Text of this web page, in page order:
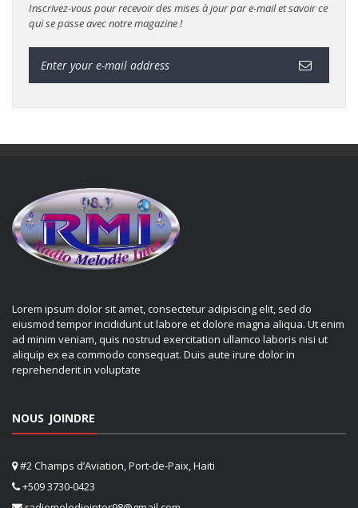
Inscrivez-vous pour recevoir des mises à jour par e-mail et savoir ce
qui se passe avec notre magazine !
Lorem ipsum dolor sit amet, consectetur adipiscing elit, sed do
eiusmod tempor incididunt ut labore et dolore magna aliqua. Ut enim
ad minim veniam, quis nostrud exercitation ullamco laboris nisi ut
aliquip ex ea commodo consequat. Duis aute irure dolor in
reprehenderit in voluptate
NOUS JOINDRE
#2 Champs d’Aviation, Port-de-Paix, Haiti
+509 3730-0423